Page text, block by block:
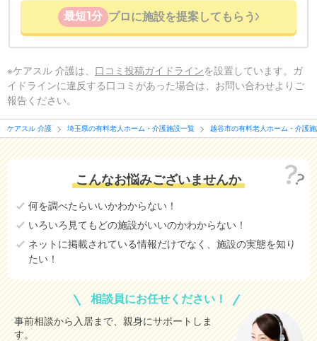
最短1分 プロに施設を提案してもらう
※ケアスル 介護は、 口コミ投稿ガイドラインを設置しています。ガ
イドラインに違反する口コミがあった場合は、お問い合わせよりご
報告ください。
ケアスル 介護 埼玉県の有料老人ホーム・介護施設一覧 越谷市の有料老人ホーム・介護
こんなお悩みございませんか
何を調べたらいいかわからない！
いろいろ見てもどの施設がいいのかわからない！
ネットに掲載されている情報だけでなく、施設の実態を知り
たい！
相談員にお任せください！
事前相談から入居まで、親身にサポートしま
す。